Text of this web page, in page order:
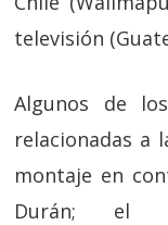
televisión
Algunos de
relacionadas a
montaje en
Durán; el